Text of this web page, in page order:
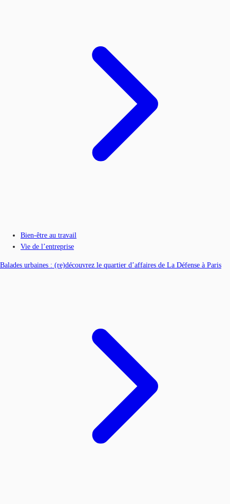
Bien-être au travail
Vie de l’entreprise
Balades urbaines : (re)découvrez le quartier d’affaires de La Défense à Paris